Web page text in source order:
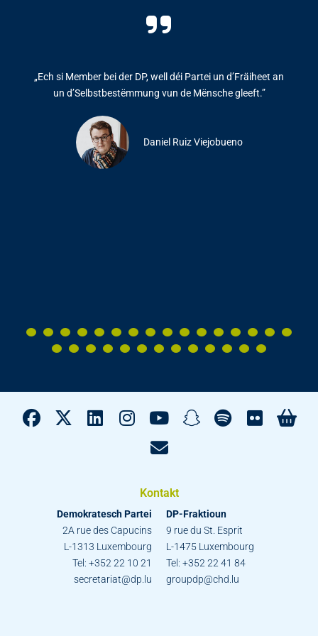
„Ech si Member bei der DP, well déi Partei un d’Fräiheet an
un d’Selbstbestëmmung vun de Mënsche gleeft.”
Daniel Ruiz Viejobueno
Kontakt
Demokratesch Partei
2A rue des Capucins
L-1313 Luxembourg
Tel: +352 22 10 21
secretariat@dp.lu
DP-Fraktioun
9 rue du St. Esprit
L-1475 Luxembourg
Tel: +352 22 41 84
groupdp@chd.lu